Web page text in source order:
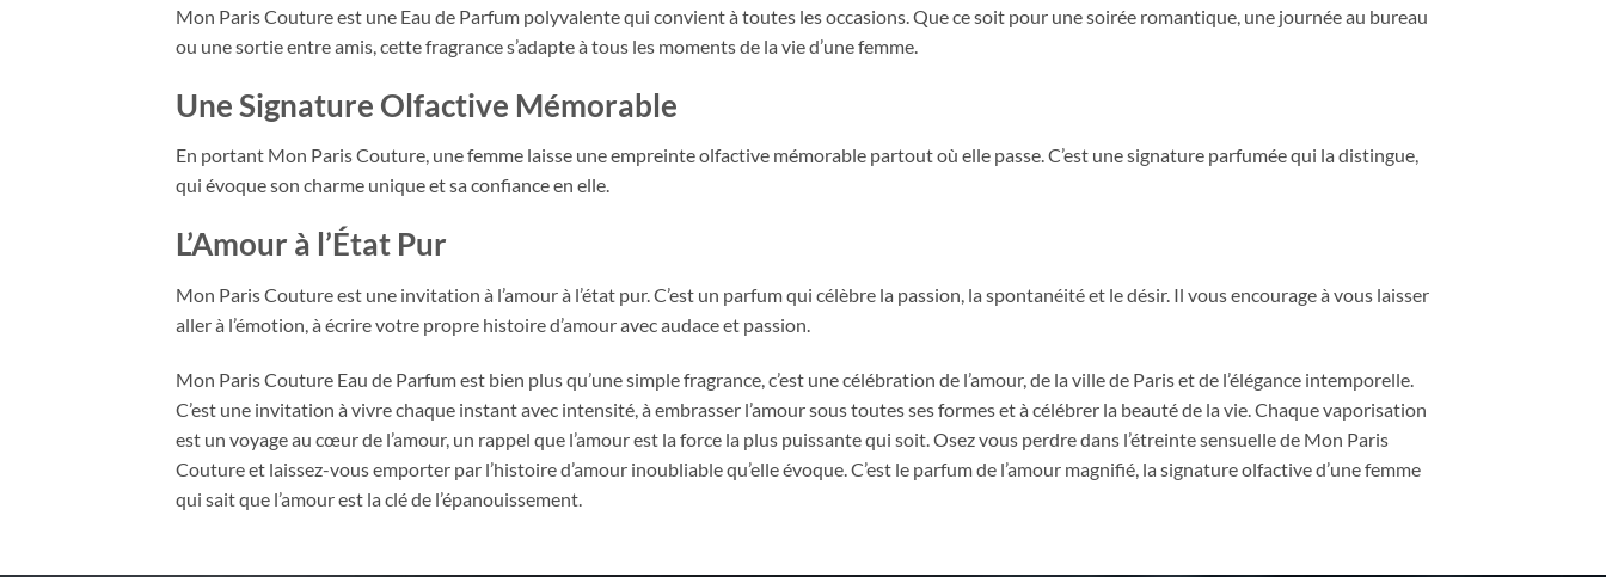
Mon Paris Couture est une Eau de Parfum polyvalente qui convient à toutes les occasions. Que ce soit pour une soirée romantique, une journée au bureau
ou une sortie entre amis, cette fragrance s’adapte à tous les moments de la vie d’une femme.
Une Signature Olfactive Mémorable
En portant Mon Paris Couture, une femme laisse une empreinte olfactive mémorable partout où elle passe. C’est une signature parfumée qui la distingue,
qui évoque son charme unique et sa confiance en elle.
L’Amour à l’État Pur
Mon Paris Couture est une invitation à l’amour à l’état pur. C’est un parfum qui célèbre la passion, la spontanéité et le désir. Il vous encourage à vous laisser
aller à l’émotion, à écrire votre propre histoire d’amour avec audace et passion.
Mon Paris Couture Eau de Parfum est bien plus qu’une simple fragrance, c’est une célébration de l’amour, de la ville de Paris et de l’élégance intemporelle.
C’est une invitation à vivre chaque instant avec intensité, à embrasser l’amour sous toutes ses formes et à célébrer la beauté de la vie. Chaque vaporisation
est un voyage au cœur de l’amour, un rappel que l’amour est la force la plus puissante qui soit. Osez vous perdre dans l’étreinte sensuelle de Mon Paris
Couture et laissez-vous emporter par l’histoire d’amour inoubliable qu’elle évoque. C’est le parfum de l’amour magnifié, la signature olfactive d’une femme
qui sait que l’amour est la clé de l’épanouissement.